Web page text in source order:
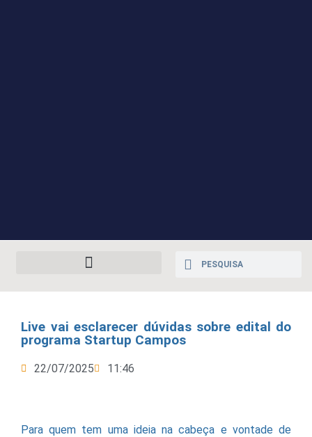
Live vai esclarecer dúvidas sobre edital do
programa Startup Campos
22/07/2025 11:46
Para quem tem uma ideia na cabeça e vontade de